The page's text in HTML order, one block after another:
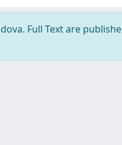
Full Text are